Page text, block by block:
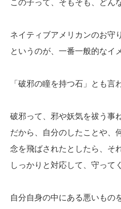
この子って、そもそも、どん
ネイティブアメリカンのお守
というのが、一番一般的なイ
「破邪の瞳を持つ石」とも言
破邪って、 邪や妖気を祓う事
だから、自分のしたことや、
念を飛ばされたとしたら、そ
しっかりと対応して、守って
自分自身の中にある悪いもの